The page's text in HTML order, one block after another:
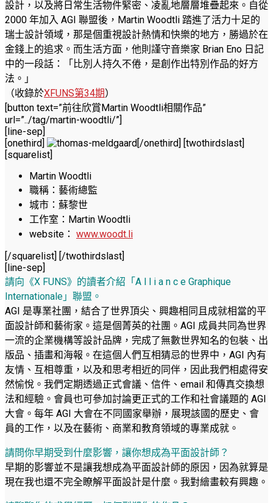
設計，以及將日常生活物件緊密、凌亂地層層堆疊起來。自從
2000 年加入 AGI 聯盟後，Martin Woodtli 踏進了活力十足的
瑞士設計領域，那是個重視設計熱情和快樂的地方，勝過於在
金錢上的追求。而生活方面，他則謹守音樂家 Brian Eno 日記
中的一段話：「比別人持久不倦，是創作出特別作品的好方
法。」
（收錄於XFUNS第34期）
[button text=”前往欣賞Martin Woodtli相關作品”
url=”../tag/martin-woodtli/”]
[line-sep]
[onethird]
[/onethird] [twothirdslast]
[squarelist]
Martin Woodtli
職稱：藝術總監
城市：蘇黎世
工作室：Martin Woodtli
website： www.woodt.li
[/squarelist] [/twothirdslast]
[line-sep]
請向《X FUNS》的讀者介紹「A l l i a n c e Graphique
Internationale」聯盟。
AGI 是專業社團，結合了世界頂尖、興趣相同且成就相當的平
面設計師和藝術家。這是個菁英的社團。AGI 成員共同為世界
一流的企業機構等設計品牌，完成了無數世界知名的包裝、出
版品、插畫和海報。在這個人們互相猜忌的世界中，AGI 內有
友情、互相尊重，以及和思考相近的同伴，因此我們相處得安
然愉悅。我們定期透過正式會議、信件、email 和傳真交換想
法和經驗。會員也可參加討論更正式的工作和社會議題的 AGI
大會。每年 AGI 大會在不同國家舉辦，展現該國的歷史、會
員的工作，以及在藝術、商業和教育領域的專業成就。
請問你早期受到什麼影響，讓你想成為平面設計師？
早期的影響並不是讓我想成為平面設計師的原因，因為就算是
現在我也還不完全瞭解平面設計是什麼。我對繪畫較有興趣。